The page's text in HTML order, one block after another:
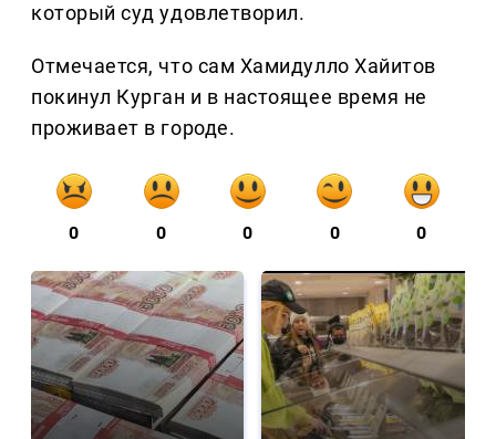
который суд удовлетворил.
Отмечается, что сам Хамидулло Хайитов
покинул Курган и в настоящее время не
проживает в городе.
0 0 0 0 0